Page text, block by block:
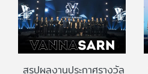
สรุปผลงานประกาศรางวัล